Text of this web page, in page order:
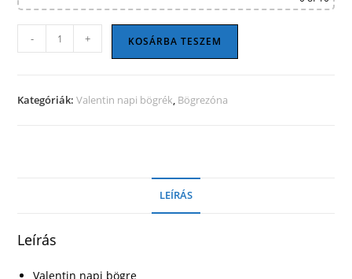
Valentin
napi
- + KOSÁRBA TESZEM
Kategóriák:Valentin napi bögrék, Bögrezóna
LEÍRÁS
Leírás
Valentin napi bögre